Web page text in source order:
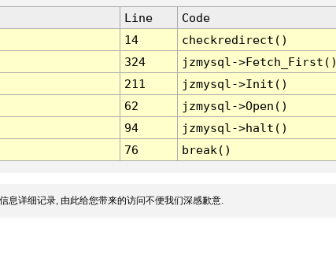
Line
Code
14
checkredirect()
324
jzmysql-
211
jzmysql->Init()
62
jzmysql->Open()
94
jzmysql->halt()
76 break()
息详细记录, 由此给您带来的访问不便我们深感歉意.